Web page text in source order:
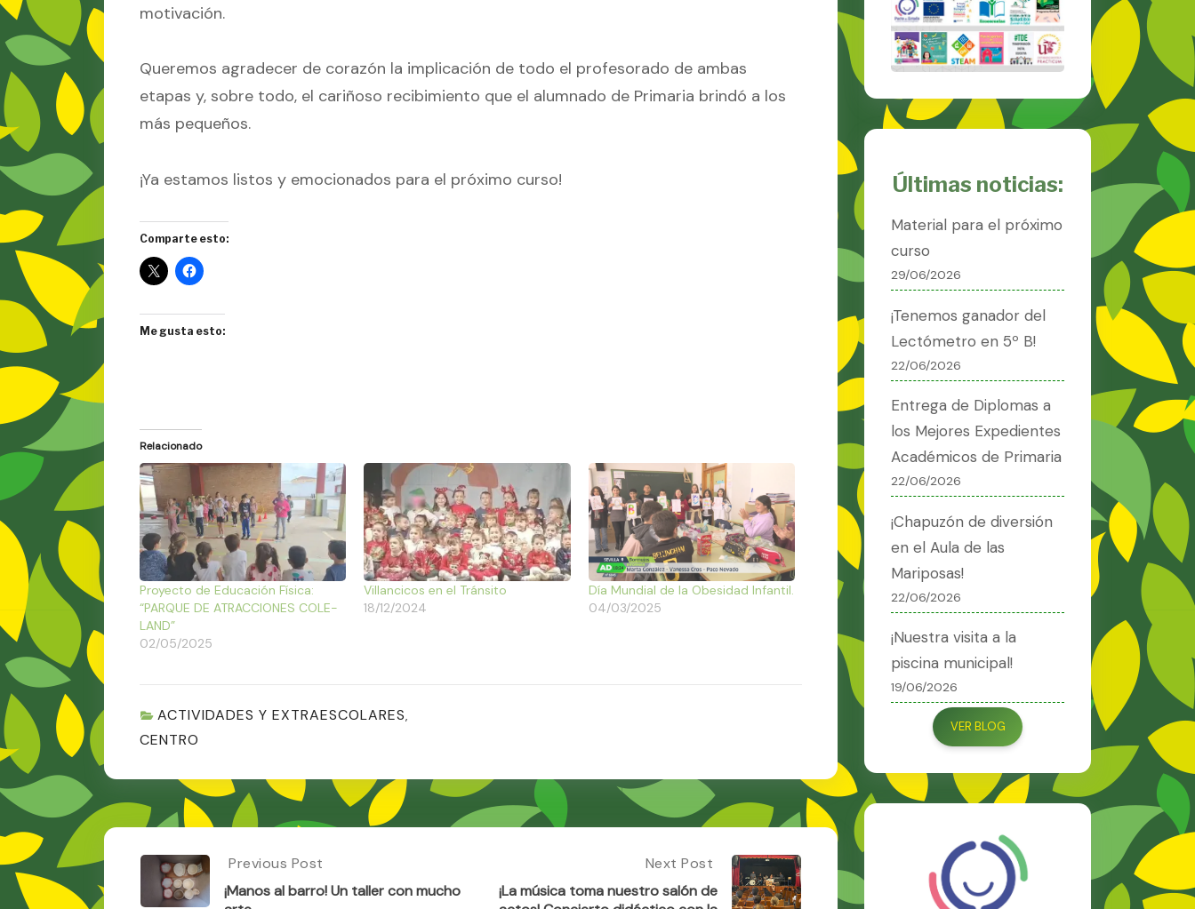
motivación.
Queremos agradecer de corazón la implicación de todo el profesorado de ambas
etapas y, sobre todo, el cariñoso recibimiento que el alumnado de Primaria brindó a los
más pequeños.
¡Ya estamos listos y emocionados para el próximo curso!
Comparte esto:
Me gusta esto:
Relacionado
Proyecto de Educación Física:
“PARQUE DE ATRACCIONES COLE-
LAND”
02/05/2025
Villancicos en el Tránsito
18/12/2024
Día Mundial de la Obesidad Infantil.
04/03/2025
ACTIVIDADES Y EXTRAESCOLARES,
CENTRO
Post
navigation
Previous
Post:
¡Manos
Previous Post
¡Manos al barro! Un taller con mucho
Next
Post:
¡La
Next Post
¡La música toma nuestro salón de
Últimas noticias:
Material para el próximo
curso
29/06/2026
¡Tenemos ganador del
Lectómetro en 5º B!
22/06/2026
Entrega de Diplomas a
los Mejores Expedientes
Académicos de Primaria
22/06/2026
¡Chapuzón de diversión
en el Aula de las
Mariposas!
22/06/2026
¡Nuestra visita a la
piscina municipal!
19/06/2026
VER BLOG